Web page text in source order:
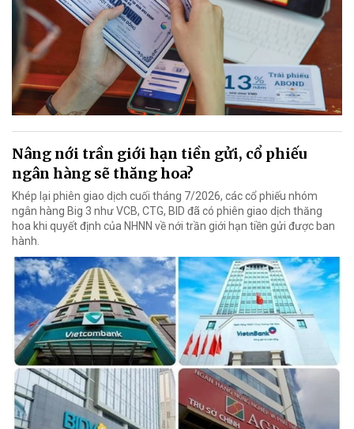
Nâng nới trần giới hạn tiền gửi, cổ phiếu
ngân hàng sẽ thăng hoa?
Khép lại phiên giao dịch cuối tháng 7/2026, các cổ phiếu nhóm
ngân hàng Big 3 như VCB, CTG, BID đã có phiên giao dịch thăng
hoa khi quyết định của NHNN về nới trần giới hạn tiền gửi được ban
hành.